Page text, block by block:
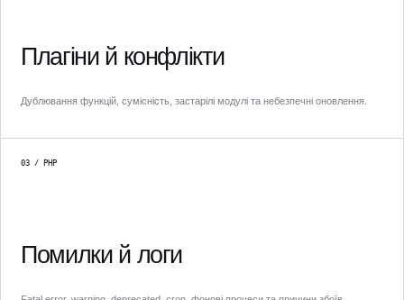
Плагіни й конфлікти
Дублювання функцій, сумісність, застарілі модулі та небезпечні оновлення.
03 / PHP
Помилки й логи